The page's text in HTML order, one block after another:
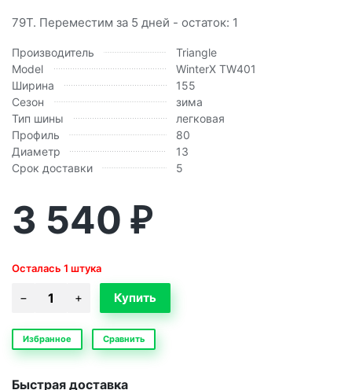
79T. Переместим за 5 дней - остаток: 1
Производитель
Triangle
Model
WinterX TW401
Ширина
155
Сезон
зима
Тип шины
легковая
Профиль
80
Диаметр
13
Срок доставки
5
3 540 ₽
Осталась 1 штука
Избранное Сравнить
Быстрая доставка